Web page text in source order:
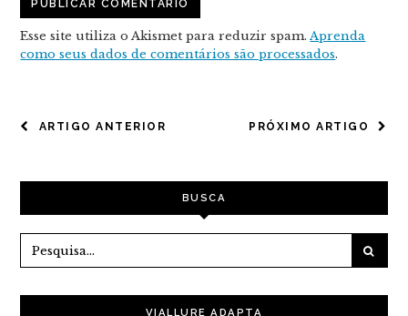
Esse site utiliza o Akismet para reduzir spam.Aprenda
como seus dados de comentários são processados.
NAVEGAÇÃO
POST
PRÓXIMO ARTIGO
ARTIGO ANTERIOR
BUSCA
VIALLURE ADAPTA